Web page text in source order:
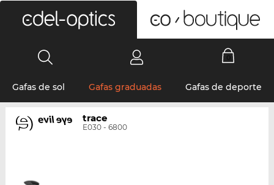
Gafas de sol Gafas graduadas Gafas de deporte
trace
E030 - 6800